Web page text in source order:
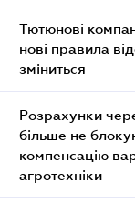
Тютюнові
нові правила
зміниться
Розрахунки
більше не
компенсацію
агротехніки